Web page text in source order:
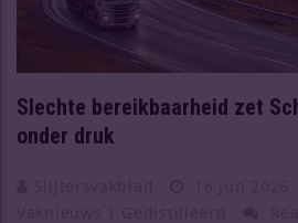
Slechte bereikbaarheid zet
onder druk